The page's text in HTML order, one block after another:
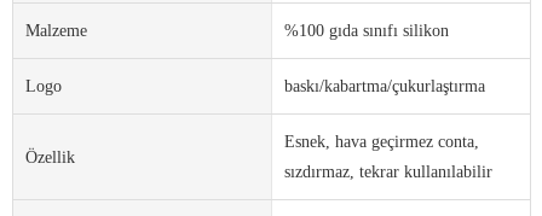
Malzeme %100 gıda sınıfı silikon
Logo baskı/kabartma/çukurlaştırma
Özellik
Esnek, hava geçirmez conta,
sızdırmaz, tekrar kullanılabilir